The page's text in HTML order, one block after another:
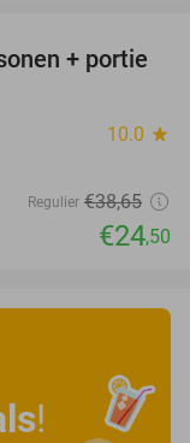
37%
+ portie
10.0 star
Regulier €38,65
€24,50
!